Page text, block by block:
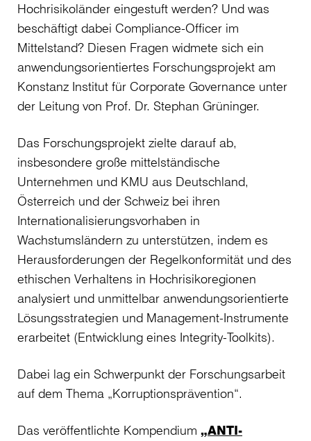
Hochrisikoländer eingestuft werden? Und was
beschäftigt dabei Compliance-Officer im
Mittelstand? Diesen Fragen widmete sich ein
anwendungsorientiertes Forschungsprojekt am
Konstanz Institut für Corporate Governance unter
der Leitung von Prof. Dr. Stephan Grüninger.
Das Forschungsprojekt zielte darauf ab,
insbesondere große mittelständische
Unternehmen und KMU aus Deutschland,
Österreich und der Schweiz bei ihren
Internationalisierungsvorhaben in
Wachstumsländern zu unterstützen, indem es
Herausforderungen der Regelkonformität und des
ethischen Verhaltens in Hochrisikoregionen
analysiert und unmittelbar anwendungsorientierte
Lösungsstrategien und Management-Instrumente
erarbeitet (Entwicklung eines Integrity-Toolkits).
Dabei lag ein Schwerpunkt der Forschungsarbeit
auf dem Thema „Korruptionsprävention“.
Das veröffentlichte Kompendium „ANTI-